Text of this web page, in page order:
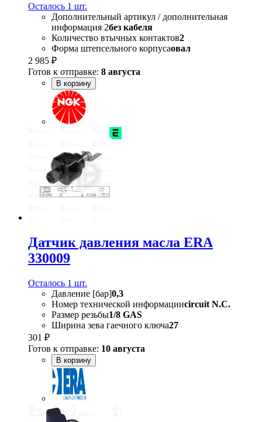
Осталось 1 шт.
Дополнительный артикул / дополнительная
информация 2без кабеля
Количество втычных контактов2
Форма штепсельного корпусаовал
2 985 ₽
Готов к отправке: 8 августа
В корзину
Датчик давления масла ERA
330009
Осталось 1 шт.
Давление [бар]0,3
Номер технической информацииcircuit N.C.
Размер резьбы1/8 GAS
Ширина зева гаечного ключа27
301 ₽
Готов к отправке: 10 августа
В корзину